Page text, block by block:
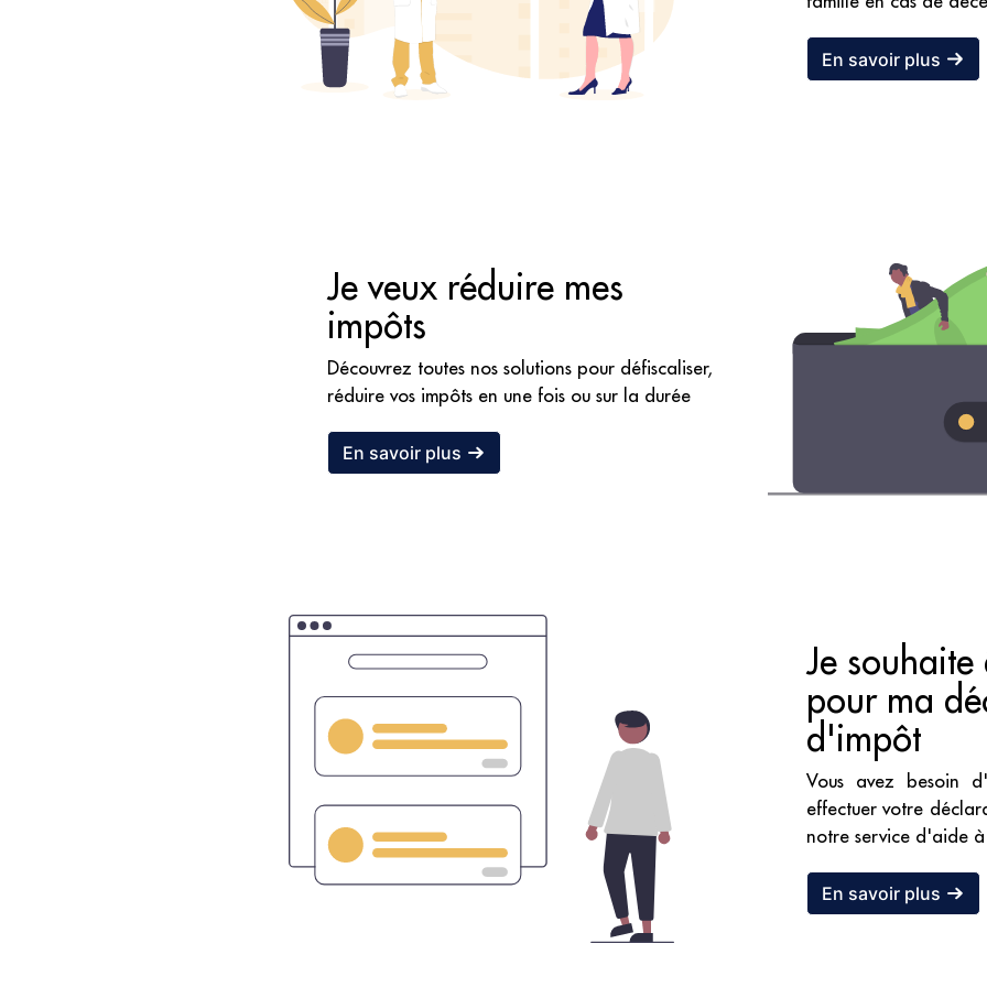
En savoir plus
Je veux réduire mes
impôts
Découvrez toutes nos solutions pour défiscaliser,
réduire vos impôts en une fois ou sur la durée
En savoir plus
Je souhaite
pour ma
d'impôt
Vous avez besoin
effectuer votre
notre service d'aide
En savoir plus